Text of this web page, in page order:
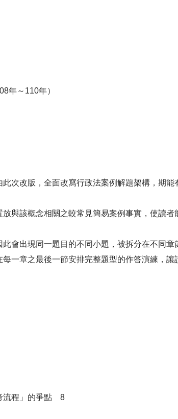
年～110年）
改版，全面改寫行政法案例解題架構，期能
該概念相關之較常見簡易案例事實，使讀者
出現同一題目的不同小題，被拆分在不同章
一章之最後一節安排完整題型的作答演練，讓
流程」的爭點 8